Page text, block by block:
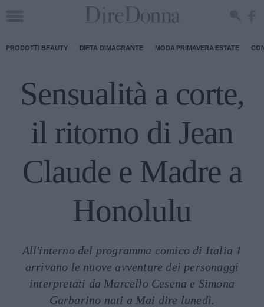
PRODOTTI BEAUTY DIETA DIMAGRANTE MODA PRIMAVERA ESTATE
Sensualità a corte,
il ritorno di Jean
Claude e Madre a
Honolulu
All'interno del programma comico di Italia 1
arrivano le nuove avventure dei personaggi
interpretati da Marcello Cesena e Simona
Garbarino nati a Mai dire lunedì.